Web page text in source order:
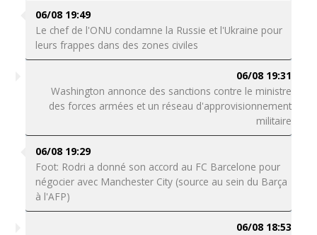
06/08 19:49
Le chef de l'ONU condamne la Russie et l'Ukraine pour
leurs frappes dans des zones civiles
06/08 19:31
Washington annonce des sanctions contre le ministre
des forces armées et un réseau d'approvisionnement
militaire
06/08 19:29
Foot: Rodri a donné son accord au FC Barcelone pour
négocier avec Manchester City (source au sein du Barça
à l'AFP)
06/08 18:53